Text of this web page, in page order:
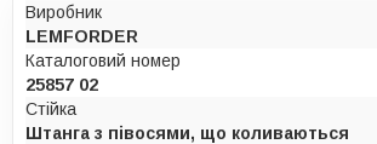
Виробник
LEMFORDER
Каталоговий номер
25857 02
Стійка
Штанга з півосями, що коливаються